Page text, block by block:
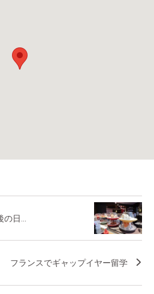
日...
フランスでギャップイヤー留学